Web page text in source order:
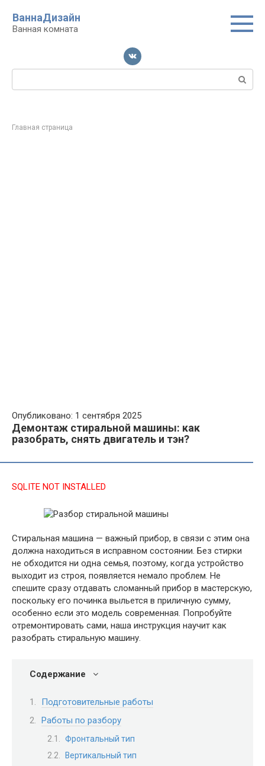
контенту
ВаннаДизайн
Ванная комната
Поиск:
Главная страница
Опубликовано: 1 сентября 2025
Демонтаж стиральной машины: как
разобрать, снять двигатель и тэн?
SQLITE NOT INSTALLED
Стиральная машина — важный прибор, в связи с этим она
должна находиться в исправном состоянии. Без стирки
не обходится ни одна семья, поэтому, когда устройство
выходит из строя, появляется немало проблем. Не
спешите сразу отдавать сломанный прибор в мастерскую,
поскольку его починка выльется в приличную сумму,
особенно если это модель современная. Попробуйте
отремонтировать сами, наша инструкция научит как
разобрать стиральную машину.
Содержание
Подготовительные работы
Работы по разбору
Фронтальный тип
Вертикальный тип